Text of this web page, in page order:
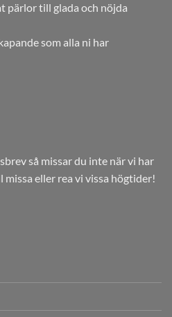
pärlor till glada och nöjda
som alla ni har
så missar du inte när vi har
eller rea vi vissa högtider!